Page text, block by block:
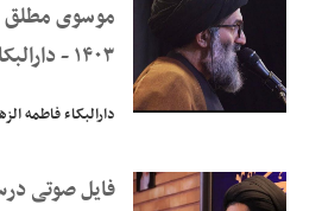
موسوی مطلق در فاطمیه اول
۱۴۰۳ - دارالبکاء فاطمه الزهرا(س)
دارالبکاء فاطمه الزهرا(س)
فایل صوتی درس اخلاق حجت